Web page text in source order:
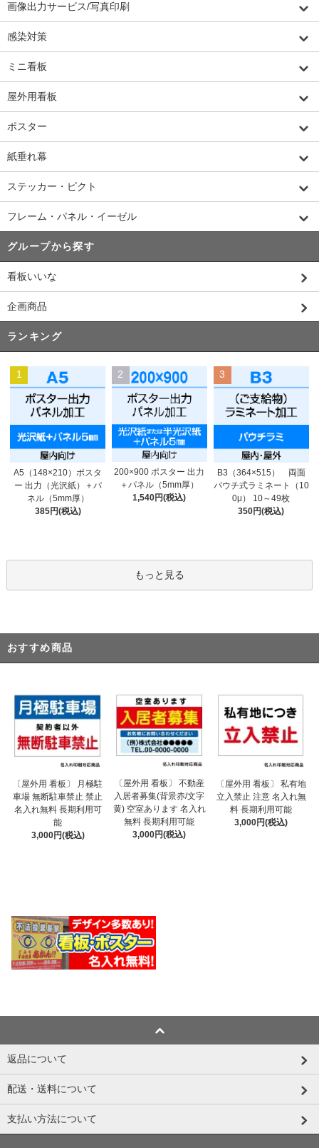
画像出力サービス/写真印刷
感染対策
ミニ看板
屋外用看板
ポスター
紙垂れ幕
ステッカー・ピクト
フレーム・パネル・イーゼル
グループから探す
看板いいな
企画商品
ランキング
1
A5（148×210）ポスタ
ー 出力（光沢紙）＋パ
ネル（5mm厚）
385円(税込)
2
200×900 ポスター 出力
＋パネル（5mm厚）
1,540円(税込)
3
B3（364×515） 両面
パウチ式ラミネート（10
0μ） 10～49枚
350円(税込)
もっと見る
おすすめ商品
〔屋外用 看板〕 月極駐
車場 無断駐車禁止 禁止
名入れ無料 長期利用可
能
3,000円(税込)
〔屋外用 看板〕 不動産
入居者募集(背景赤/文字
黄) 空室あります 名入れ
無料 長期利用可能
3,000円(税込)
〔屋外用 看板〕 私有地
立入禁止 注意 名入れ無
料 長期利用可能
3,000円(税込)
返品について
配送・送料について
支払い方法について